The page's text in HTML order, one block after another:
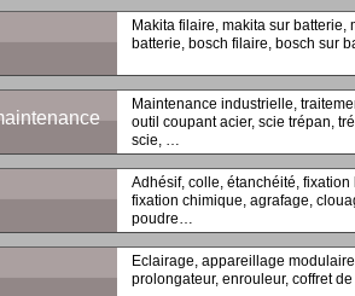
Makita filaire, makita sur batterie,
batterie, bosch filaire, bosch sur
Maintenance industrielle,
outil coupant acier, scie trépan,
scie, …
Adhésif, colle, étanchéité,
fixation chimique, agrafage,
poudre…
Eclairage, appareillage
prolongateur, enrouleur, coffret